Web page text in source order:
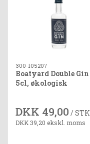
300-105207
Boatyard Double Gin
5cl, økologisk
DKK 49,00 / STK
DKK 39,20 ekskl. moms